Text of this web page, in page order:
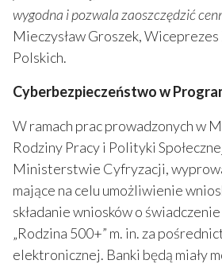
wygodna i pozwala zaoszczędzić
Mieczysław Groszek,
Polskich.
Cyberbezpieczeństwo w
W ramach prac prowadzonych w
Rodziny Pracy i Polityki
Ministerstwie Cyfryzacji,
mające na celu umożliwienie
składanie wniosków o
„Rodzina 500+” m. in. za
elektronicznej. Banki będą miały